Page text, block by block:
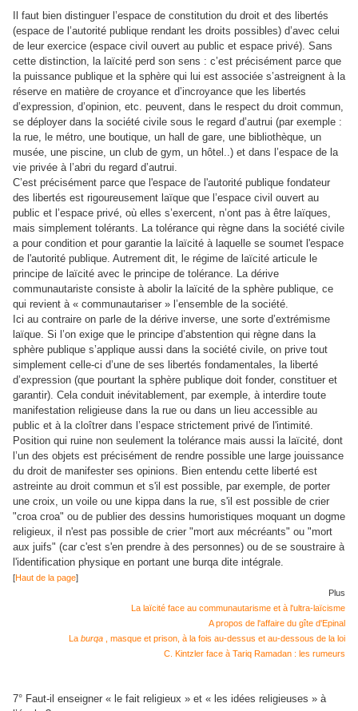
Il faut bien distinguer l’espace de constitution du droit et des libertés
(espace de l’autorité publique rendant les droits possibles) d’avec celui
de leur exercice (espace civil ouvert au public et espace privé). Sans
cette distinction, la laïcité perd son sens : c’est précisément parce que
la puissance publique et la sphère qui lui est associée s’astreignent à la
réserve en matière de croyance et d’incroyance que les libertés
d’expression, d’opinion, etc. peuvent, dans le respect du droit commun,
se déployer dans la société civile sous le regard d’autrui (par exemple :
la rue, le métro, une boutique, un hall de gare, une bibliothèque, un
musée, une piscine, un club de gym, un hôtel..) et dans l’espace de la
vie privée à l’abri du regard d’autrui.
C’est précisément parce que l'espace de l'autorité publique fondateur
des libertés est rigoureusement laïque que l’espace civil ouvert au
public et l’espace privé, où elles s’exercent, n’ont pas à être laïques,
mais simplement tolérants. La tolérance qui règne dans la société civile
a pour condition et pour garantie la laïcité à laquelle se soumet l'espace
de l'autorité publique. Autrement dit, le régime de laïcité articule le
principe de laïcité avec le principe de tolérance. La dérive
communautariste consiste à abolir la laïcité de la sphère publique, ce
qui revient à « communautariser » l’ensemble de la société.
Ici au contraire on parle de la dérive inverse, une sorte d’extrémisme
laïque. Si l’on exige que le principe d’abstention qui règne dans la
sphère publique s’applique aussi dans la société civile, on prive tout
simplement celle-ci d’une de ses libertés fondamentales, la liberté
d’expression (que pourtant la sphère publique doit fonder, constituer et
garantir). Cela conduit inévitablement, par exemple, à interdire toute
manifestation religieuse dans la rue ou dans un lieu accessible au
public et à la cloîtrer dans l’espace strictement privé de l'intimité.
Position qui ruine non seulement la tolérance mais aussi la laïcité, dont
l’un des objets est précisément de rendre possible une large jouissance
du droit de manifester ses opinions. Bien entendu cette liberté est
astreinte au droit commun et s'il est possible, par exemple, de porter
une croix, un voile ou une kippa dans la rue, s'il est possible de crier
"croa croa" ou de publier des dessins humoristiques moquant un dogme
religieux, il n'est pas possible de crier "mort aux mécréants" ou "mort
aux juifs" (car c'est s'en prendre à des personnes) ou de se soustraire à
l'identification physique en portant une burqa dite intégrale.
[Haut de la page]
Plus
La laïcité face au communautarisme et à l'ultra-laïcisme
A propos de l'affaire du gîte d'Epinal
La burqa , masque et prison, à la fois au-dessus et au-dessous de la loi
C. Kintzler face à Tariq Ramadan : les rumeurs
7° Faut-il enseigner « le fait religieux » et « les idées religieuses » à